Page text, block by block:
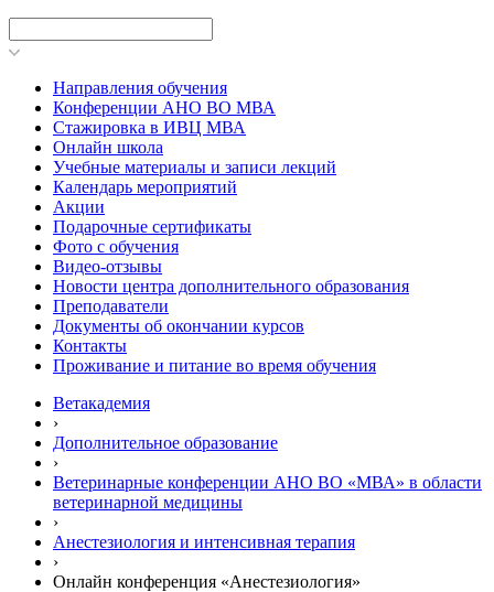
Направления обучения
Конференции АНО ВО МВА
Стажировка в ИВЦ МВА
Онлайн школа
Учебные материалы и записи лекций
Календарь мероприятий
Акции
Подарочные сертификаты
Фото с обучения
Видео-отзывы
Новости центра дополнительного образования
Преподаватели
Документы об окончании курсов
Контакты
Проживание и питание во время обучения
Ветакадемия
›
Дополнительное образование
›
Ветеринарные конференции АНО ВО «МВА» в области
ветеринарной медицины
›
Анестезиология и интенсивная терапия
›
Онлайн конференция «Анестезиология»